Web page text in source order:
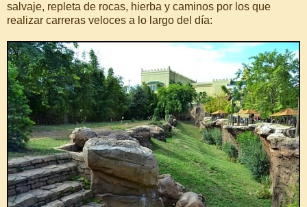
salvaje, repleta de rocas, hierba y caminos por los que
realizar carreras veloces a lo largo del día: